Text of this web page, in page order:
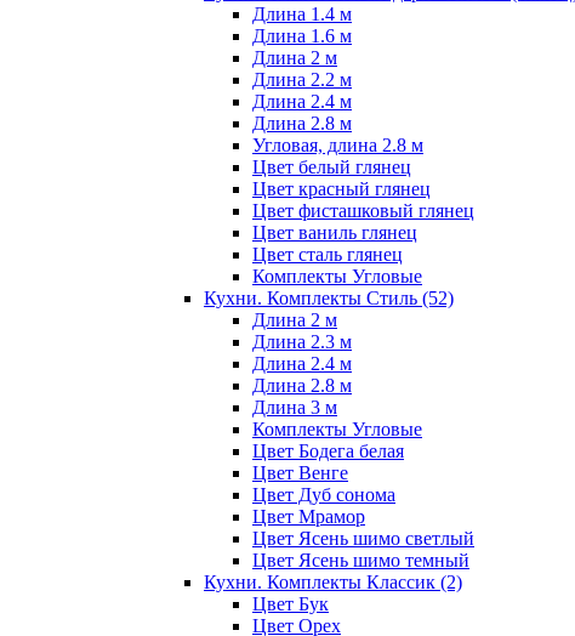
Длина 1.4 м
Длина 1.6 м
Длина 2 м
Длина 2.2 м
Длина 2.4 м
Длина 2.8 м
Угловая, длина 2.8 м
Цвет белый глянец
Цвет красный глянец
Цвет фисташковый глянец
Цвет ваниль глянец
Цвет сталь глянец
Комплекты Угловые
Кухни. Комплекты Стиль (52)
Длина 2 м
Длина 2.3 м
Длина 2.4 м
Длина 2.8 м
Длина 3 м
Комплекты Угловые
Цвет Бодега белая
Цвет Венге
Цвет Дуб сонома
Цвет Мрамор
Цвет Ясень шимо светлый
Цвет Ясень шимо темный
Кухни. Комплекты Классик (2)
Цвет Бук
Цвет Орех